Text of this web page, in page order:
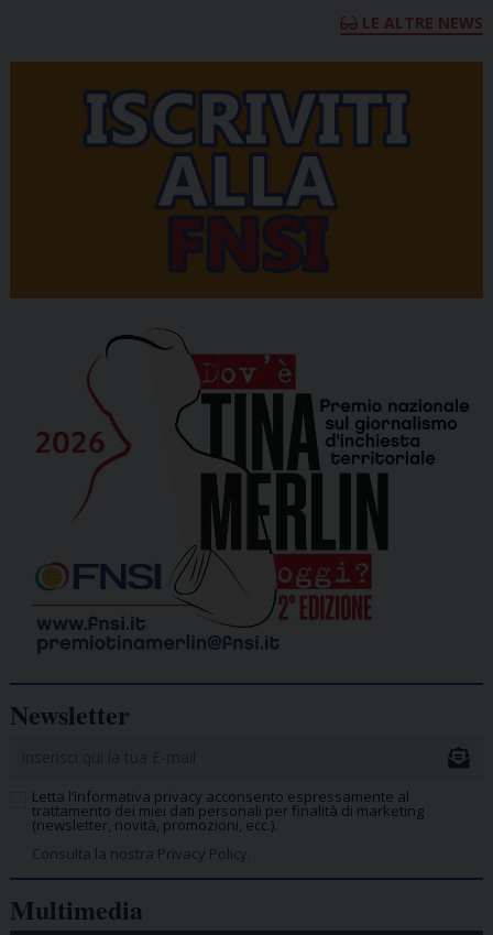
LE ALTRE NEWS
Newsletter
Letta l’informativa privacy acconsento espressamente al
trattamento dei miei dati personali per finalità di marketing
(newsletter, novità, promozioni, ecc.).
Consulta la nostra Privacy Policy.
Multimedia